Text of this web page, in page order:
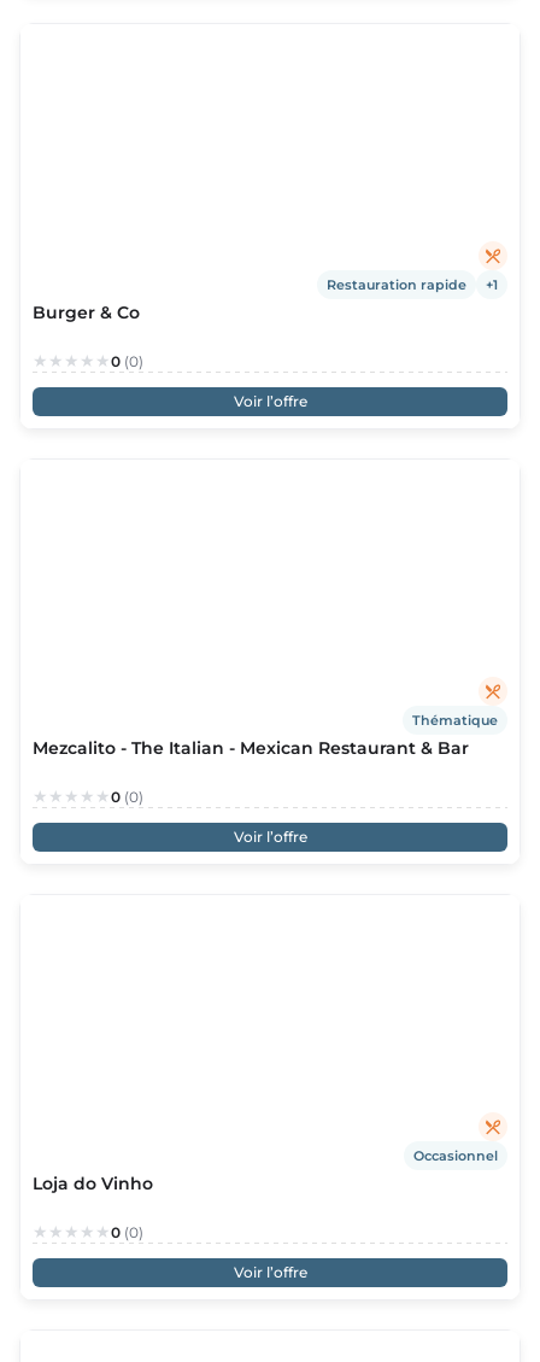
Restauration rapide +1
Burger & Co
0 (0)
Voir l’offre
Thématique
Mezcalito - The Italian - Mexican Restaurant & Bar
0 (0)
Voir l’offre
Occasionnel
Loja do Vinho
0 (0)
Voir l’offre